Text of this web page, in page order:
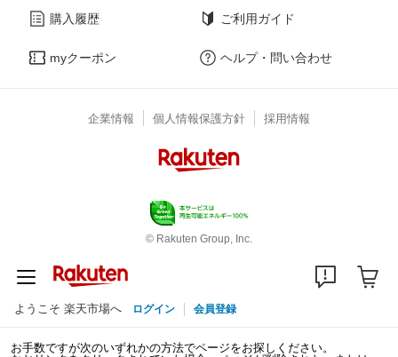
購入履歴
myクーポン
ご利用ガイド
ヘルプ・問い合わせ
企業情報 個人情報保護方針 採用情報
© Rakuten Group, Inc.
ようこそ 楽天市場へ ログイン 会員登録
お手数ですが次のいずれかの方法でページをお探しください。